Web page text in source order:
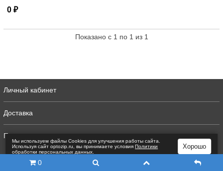
0 ₽
Показано с 1 по 1 из 1
Личный кабинет
Доставка
Полная версия
0
Мы используем файлы Сookies для улучшения работы сайта.
Используя сайт optozip.ru, вы принимаете условияПолитики
обработки персональных данных
Хорошо